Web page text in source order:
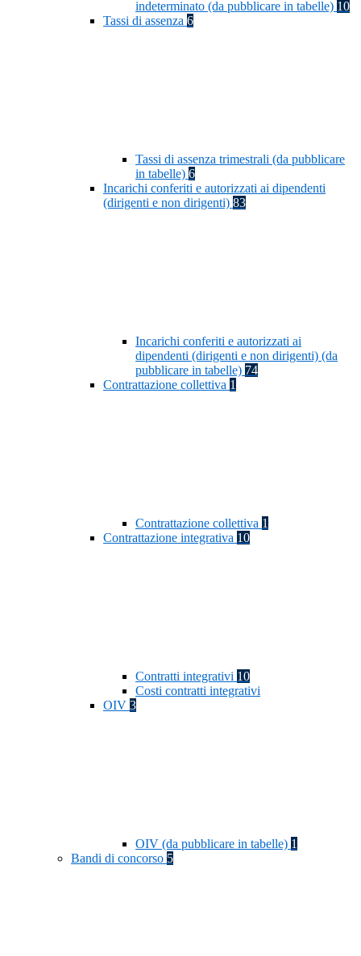
indeterminato (da pubblicare in tabelle) 10
Tassi di assenza 6
Tassi di assenza trimestrali (da pubblicare
in tabelle) 6
Incarichi conferiti e autorizzati ai dipendenti
(dirigenti e non dirigenti) 83
Incarichi conferiti e autorizzati ai
dipendenti (dirigenti e non dirigenti) (da
pubblicare in tabelle) 74
Contrattazione collettiva 1
Contrattazione collettiva 1
Contrattazione integrativa 10
Contratti integrativi 10
Costi contratti integrativi
OIV 3
OIV (da pubblicare in tabelle) 1
Bandi di concorso 5